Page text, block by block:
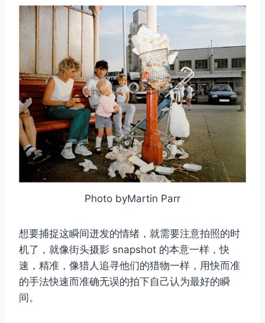
Photo byMartin Parr
想要捕捉这瞬间迸发的情绪，就需要注意拍照的时
机了，就像街头摄影 snapshot 的本意一样，快
速，精准，像猎人追寻他们的猎物一样，用快而准
的手法快速而准确无误的拍下自己认为最好的瞬
间。